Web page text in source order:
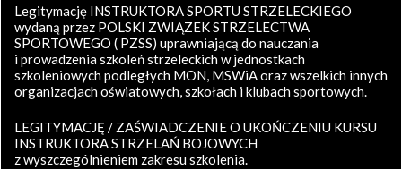
Legitymację INSTRUKTORA SPORTU STRZELECKIEGO
wydaną przez POLSKI ZWIĄZEK STRZELECTWA
SPORTOWEGO ( PZSS) uprawniającą do nauczania
i prowadzenia szkoleń strzeleckich w jednostkach
szkoleniowych podległych MON, MSWiA oraz wszelkich innych
organizacjach oświatowych, szkołach i klubach sportowych.
LEGITYMACJĘ / ZAŚWIADCZENIE O UKOŃCZENIU KURSU
INSTRUKTORA STRZELAŃ BOJOWYCH
z wyszczególnieniem zakresu szkolenia.